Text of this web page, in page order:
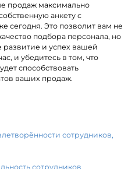
продаж максимально
анкету с
сегодня. Это позволит вам не
подбора персонала, но
развитие и успех вашей
и убедитесь в том, что
способствовать
ваших продаж.
сотрудников,
сотрудников